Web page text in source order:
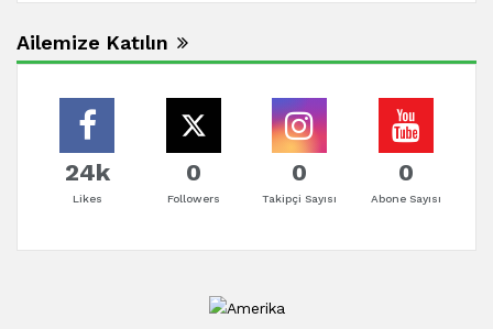
Ailemize Katılın
24k
Likes
0
Followers
0
Takipçi Sayısı
0
Abone Sayısı